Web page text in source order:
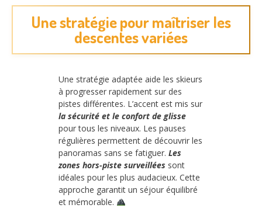
Une stratégie pour maîtriser les
descentes variées
Une stratégie adaptée aide les skieurs
à progresser rapidement sur des
pistes différentes. L’accent est mis sur
la sécurité et le confort de glisse
pour tous les niveaux. Les pauses
régulières permettent de découvrir les
panoramas sans se fatiguer. Les
zones hors-piste surveillées sont
idéales pour les plus audacieux. Cette
approche garantit un séjour équilibré
et mémorable.